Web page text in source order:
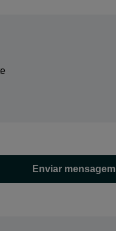
Enviar mensagem